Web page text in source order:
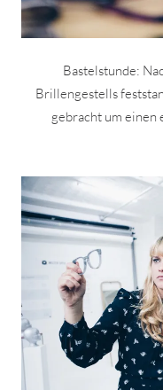
Bastelstunde:
Brillengestells
gebracht um einen